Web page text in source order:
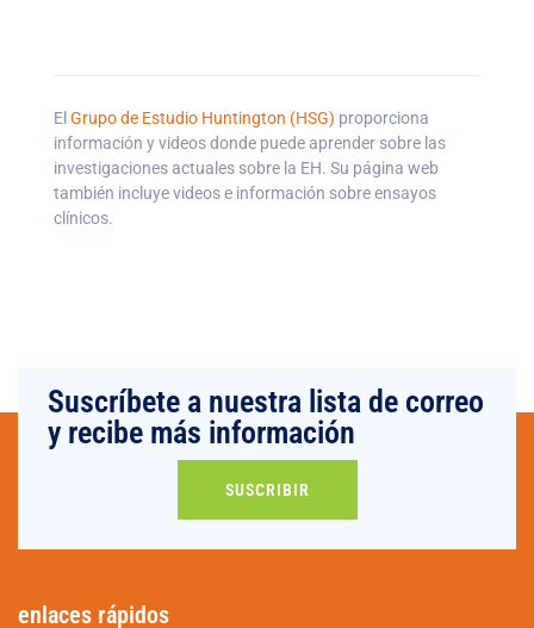
El Grupo de Estudio Huntington (HSG) proporciona
información y videos donde puede aprender sobre las
investigaciones actuales sobre la EH. Su página web
también incluye videos e información sobre ensayos
clínicos.
Suscríbete a nuestra lista de correo
y recibe más información
SUSCRIBIR
enlaces rápidos